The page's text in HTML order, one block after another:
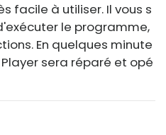
facile à utiliser. Il vous s
le programme,
En quelques minute
sera réparé et opé